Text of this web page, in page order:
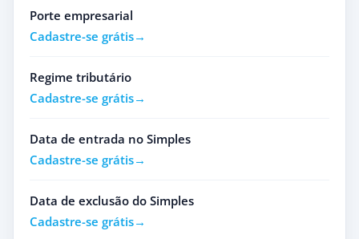
Porte empresarial
Cadastre-se grátis
Regime tributário
Cadastre-se grátis
Data de entrada no Simples
Cadastre-se grátis
Data de exclusão do Simples
Cadastre-se grátis